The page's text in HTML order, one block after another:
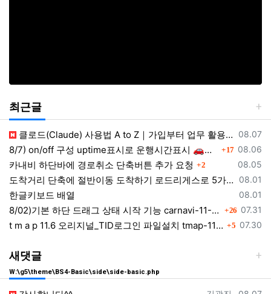
최근글
등록일
08.07
클로드(Claude) 사용법 A to Z｜가입부터 업무 활용법 VSCODE 연결 까지
등록일
08.06
8/7) on/off 구성 uptime표시로 운행시간표시 🚗최근목적지 바로가기 및 ⛔이전화면이동과 260807 댓글
17
등록일
08.05
카내비 하단바에 경로취소 단축버튼 추가 요청 댓글
2
등록일
08.01
도착거리 단축에 절반이동 도착하기 로드리게스로 5가지를 한 번에 배우세요
등록일
08.01
한글키보드 배열
등록일
07.31
8/02)기본 하단 드래그 상태 시작 기능 carnavi-11-6-0-3944_cargps_260802.apk 댓글
26
등록일
07.30
t m a p 11.6 오리지널_TID로그인 파일설치 tmap-11-6-0-3944_org signed.apk 댓글
5
새댓글
W:\g5\theme\BS4-Basic\side\side-basic.php